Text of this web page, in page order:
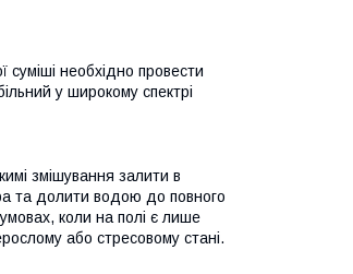
суміші необхідно провести
у широкому спектрі
змішування залити в
та долити водою до повного
коли на полі є лише
або стресовому стані.